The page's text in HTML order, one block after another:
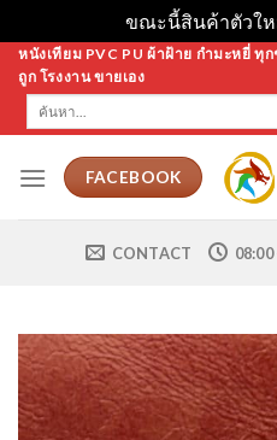
ขณะนี้สินค้าตัวให
Skip
content
หนังเทียม PVC PU ผ้าฝ้าย กำมะหยี่ ทุ
ถูก โรงงาน ขายเอง
ค้นหา:
FACEBOOK
CONTACT 08:00